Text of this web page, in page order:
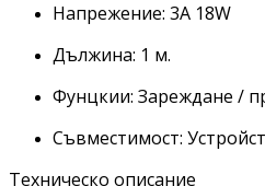
Напрежение: 3A 18W
Дължина: 1 м.
Фунцкии: Зареждане /
Съвместимост:
Техническо описание